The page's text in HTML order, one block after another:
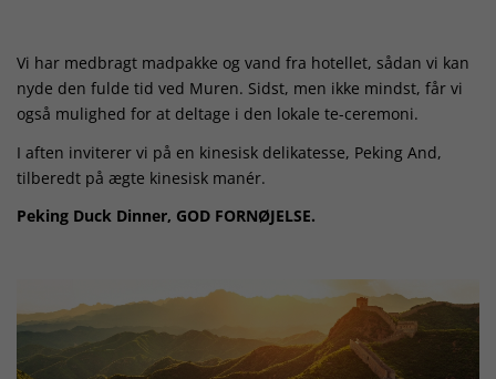
Vi har medbragt madpakke og vand fra hotellet, sådan vi kan
nyde den fulde tid ved Muren. Sidst, men ikke mindst, får vi
også mulighed for at deltage i den lokale te-ceremoni.
I aften inviterer vi på en kinesisk delikatesse, Peking And,
tilberedt på ægte kinesisk manér.
Peking Duck Dinner, GOD FORNØJELSE.